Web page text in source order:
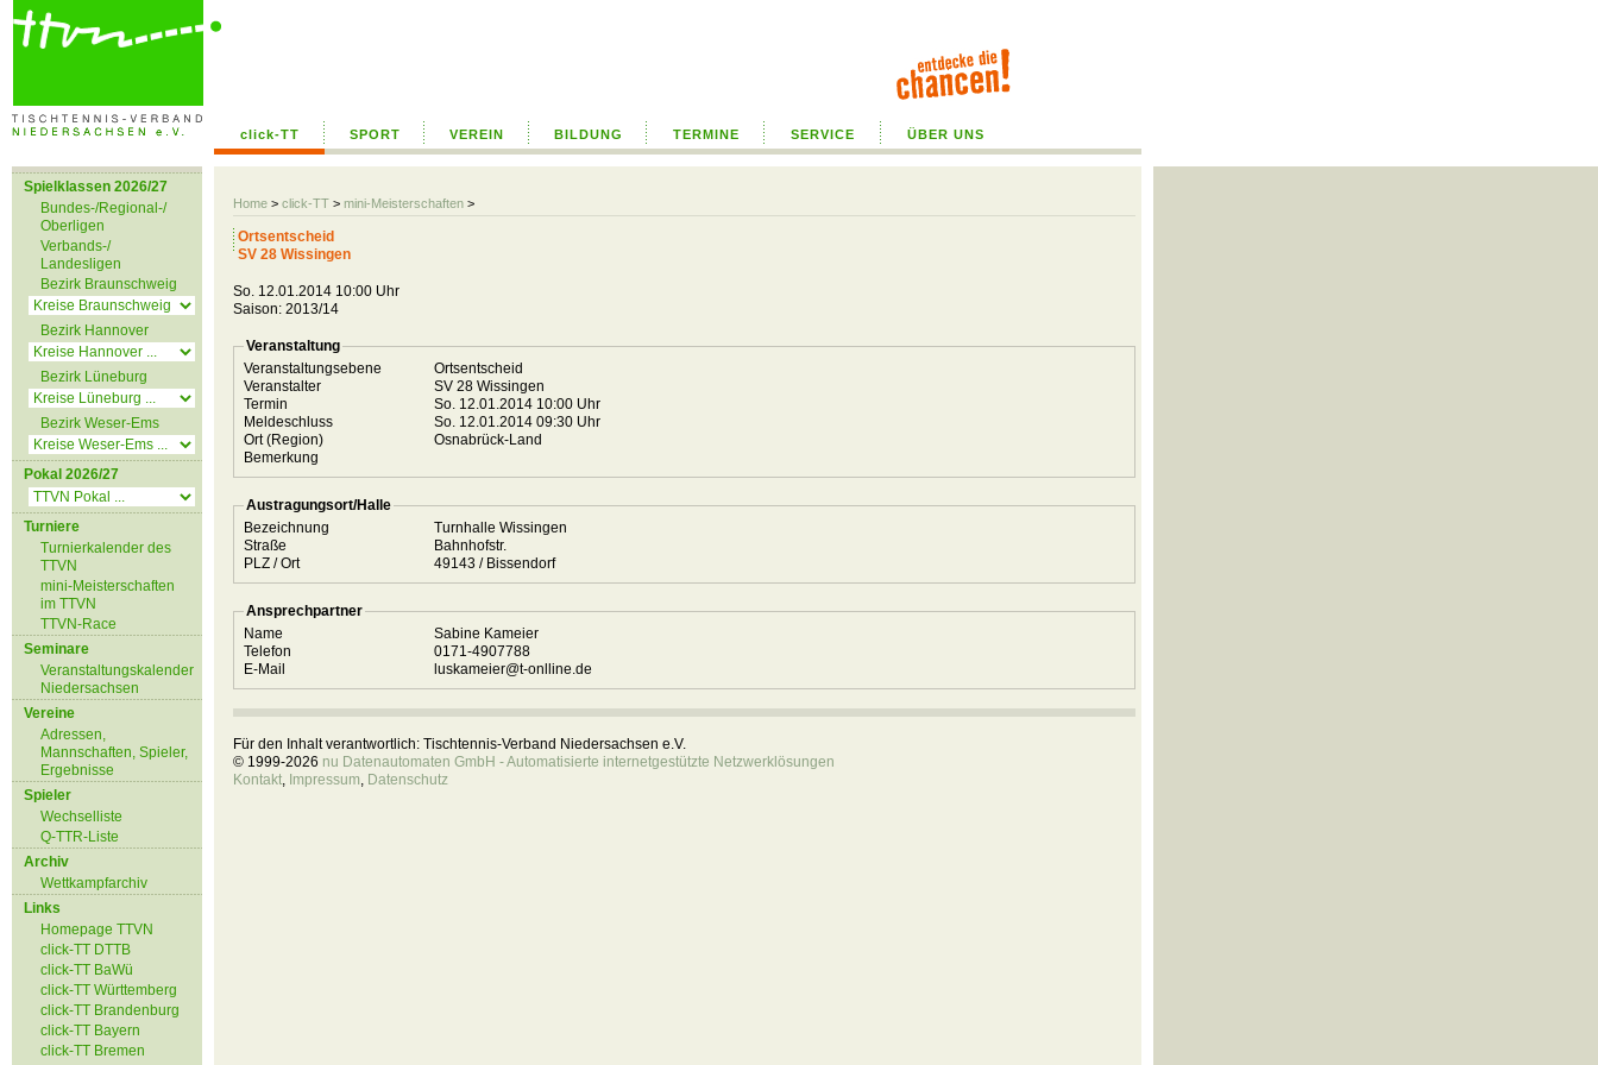
click-TT SPORT VEREIN BILDUNG TERMINE SERVICE ÜBER UNS
Home > click-TT > mini-Meisterschaften >
Spielklassen 2026/27
Bundes-/Regional-/
Oberligen
Verbands-/
Landesligen
Bezirk Braunschweig
Bezirk Hannover
Bezirk Lüneburg
Bezirk Weser-Ems
Pokal 2026/27
Turniere
Turnierkalender des
TTVN
mini-Meisterschaften
im TTVN
TTVN-Race
Seminare
Veranstaltungskalender
Niedersachsen
Vereine
Adressen,
Mannschaften, Spieler,
Ergebnisse
Spieler
Wechselliste
Q-TTR-Liste
Archiv
Wettkampfarchiv
Links
Homepage TTVN
click-TT DTTB
click-TT BaWü
click-TT Württemberg
click-TT Brandenburg
click-TT Bayern
click-TT Bremen
Ortsentscheid
SV 28 Wissingen
So. 12.01.2014 10:00 Uhr
Saison: 2013/14
Veranstaltung
Veranstaltungsebene
Ortsentscheid
Veranstalter
SV 28 Wissingen
Termin
So. 12.01.2014 10:00 Uhr
Meldeschluss
So. 12.01.2014 09:30 Uhr
Ort (Region)
Osnabrück-Land
Bemerkung
Austragungsort/Halle
Bezeichnung
Turnhalle Wissingen
Straße
Bahnhofstr.
PLZ / Ort
49143 / Bissendorf
Ansprechpartner
Name
Sabine Kameier
Telefon
0171-4907788
E-Mail
luskameier@t-onlline.de
Für den Inhalt verantwortlich: Tischtennis-Verband Niedersachsen e.V.
© 1999-2026 nu Datenautomaten GmbH - Automatisierte internetgestützte Netzwerklösungen
Kontakt, Impressum, Datenschutz